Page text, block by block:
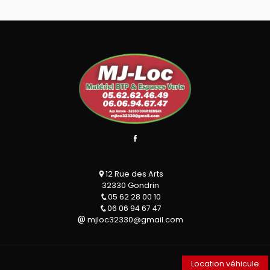
12 Rue des Arts
32330 Gondrin
05 62 28 00 10
06 06 94 67 47
mjloc32330@gmail.com
Location véhicule